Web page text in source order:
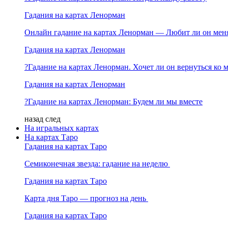
Гадания на картах Ленорман
Онлайн гадание на картах Ленорман — Любит ли он
Гадания на картах Ленорман
?Гадание на картах Ленорман. Хочет ли он вернуться ко
Гадания на картах Ленорман
?Гадание на картах Ленорман: Будем ли мы вместе
назад след
На игральных картах
На картах Таро
Гадания на картах Таро
Семиконечная звезда: гадание на неделю
Гадания на картах Таро
Карта дня Таро — прогноз на день
Гадания на картах Таро